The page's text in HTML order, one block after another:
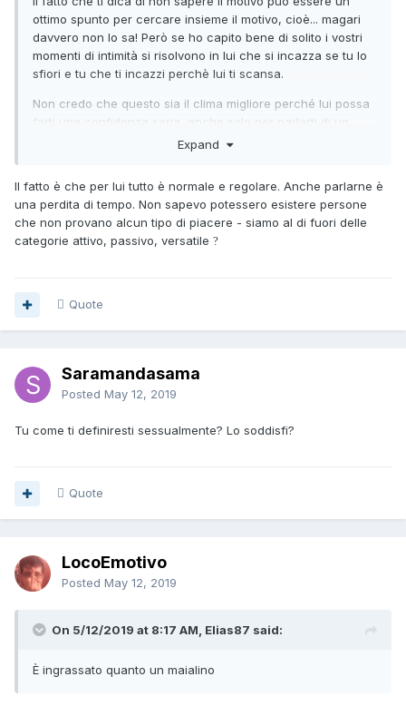
ottimo spunto per cercare insieme il motivo, cioè... magari
davvero non lo sa! Però se ho capito bene di solito i vostri
momenti di intimità si risolvono in lui che si incazza se tu lo
sfiori e tu che ti incazzi perchè lui ti scansa.
Non credo che questo sia il clima migliore perché lui possa
farti una confidenza seria, anche solo per parlarti di un
dubbio che lui ha su di lui, qualsiasi possa essere
già sfoderato e appeso la spada di Damocle del dovervi
lasciare, alla fine il messaggio è che non appena lui si
deciderà a cavar fuori un qualsiasi discussione diversa da
"sai amo ho risolto", la relazione sarà finita.
Expand
Il fatto è che per lui tutto è normale e regolare. Anche parlarne è
una perdita di tempo. Non sapevo potessero esistere persone
che non provano alcun tipo di piacere - siamo al di fuori delle
categorie attivo, passivo, versatile ?
Quote
Saramandasama
Posted May 12, 2019
Tu come ti definiresti sessualmente? Lo soddisfi?
Quote
LocoEmotivo
Posted May 12, 2019
On 5/12/2019 at 8:17 AM, Elias87 said:
È ingrassato quanto un maialino